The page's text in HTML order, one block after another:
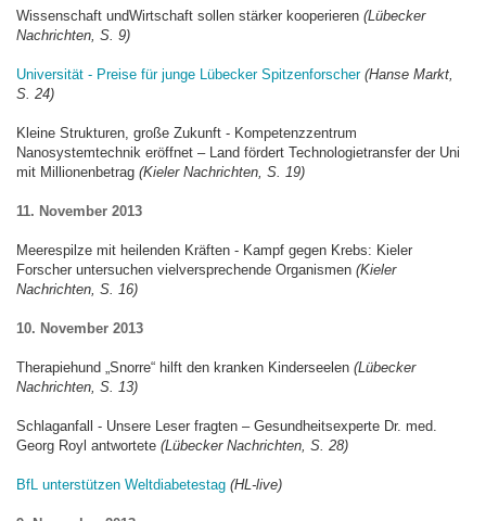
Wissenschaft undWirtschaft sollen stärker kooperieren (Lübecker
Nachrichten, S. 9)
Universität - Preise für junge Lübecker Spitzenforscher (Hanse Markt,
S. 24)
Kleine Strukturen, große Zukunft - Kompetenzzentrum
Nanosystemtechnik eröffnet – Land fördert Technologietransfer der Uni
mit Millionenbetrag (Kieler Nachrichten, S. 19)
11. November 2013
Meerespilze mit heilenden Kräften - Kampf gegen Krebs: Kieler
Forscher untersuchen vielversprechende Organismen (Kieler
Nachrichten, S. 16)
10. November 2013
Therapiehund „Snorre“ hilft den kranken Kinderseelen (Lübecker
Nachrichten, S. 13)
Schlaganfall - Unsere Leser fragten – Gesundheitsexperte Dr. med.
Georg Royl antwortete (Lübecker Nachrichten, S. 28)
BfL unterstützen Weltdiabetestag (HL-live)